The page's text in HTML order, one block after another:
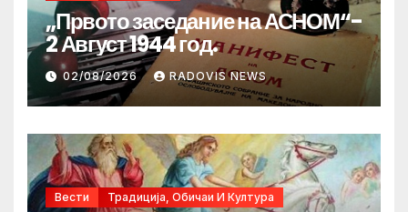
„Првото заседание на АСНОМ“-
2 Август 1944 год.
02/08/2026 RADOVIS NEWS
Вести Традиција, Обичаи И Култура